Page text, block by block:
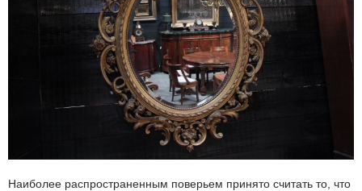
Наиболее распространенным поверьем принято считать то, что